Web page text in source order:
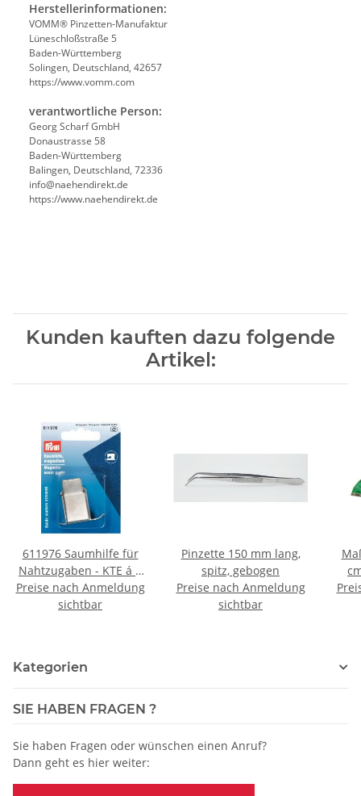
Herstellerinformationen:
VOMM® Pinzetten-Manufaktur
Lüneschloßstraße 5
Baden-Württemberg
Solingen, Deutschland, 42657
https://www.vomm.com
verantwortliche Person:
Georg Scharf GmbH
Donaustrasse 58
Baden-Württemberg
Balingen, Deutschland, 72336
info@naehendirekt.de
https://www.naehendirekt.de
Kunden kauften dazu folgende
Artikel:
611976 Saumhilfe für
Nahtzugaben - KTE á 1
ST
Preise nach Anmeldung
sichtbar
Pinzette 150 mm lang,
spitz, gebogen
Preise nach Anmeldung
sichtbar
Kategorien
SIE HABEN FRAGEN ?
Sie haben Fragen oder wünschen einen Anruf?
Dann geht es hier weiter: